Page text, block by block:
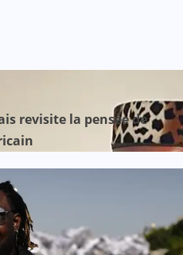
revisite la pensée de